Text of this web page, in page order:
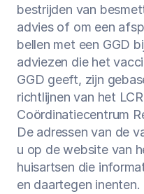
bestrijden van
advies of om een
bellen met een GGD
adviezen die het
GGD geeft, zijn
richtlijnen van het
Coördinatiecentrum
De adressen van de
u op de website van
huisartsen die
en daartegen